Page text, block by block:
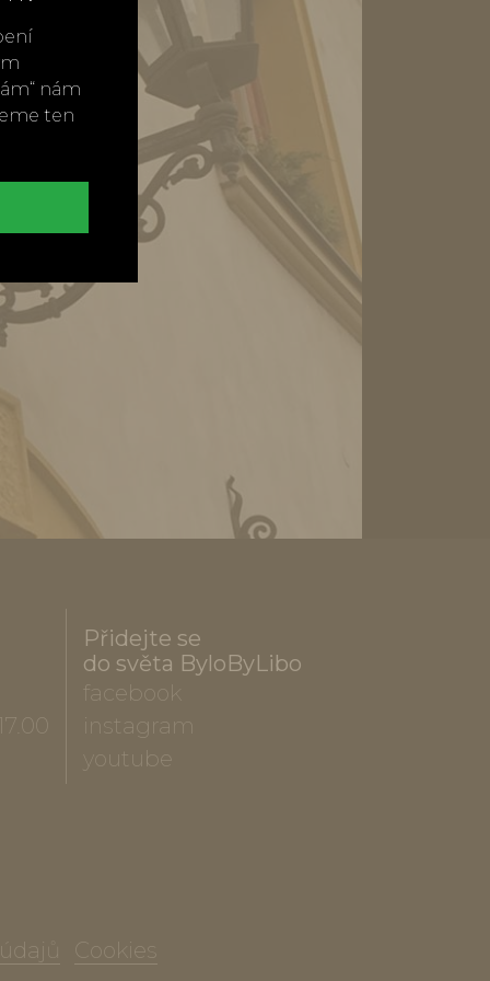
Přidejte se
do světa ByloByLibo
facebook
instagram
youtube
Cookies
nám
ten